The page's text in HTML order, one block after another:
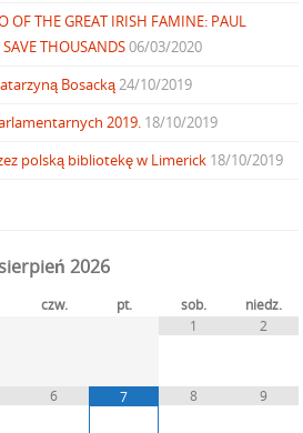
OF THE GREAT IRISH FAMINE: PAUL
SAVE THOUSANDS06/03/2020
Bosacką24/10/2019
2019. 18/10/2019
polską bibliotekę w Limerick 18/10/2019
sierpień 2026
czw. pt. sob.
niedz.
1
2
6 7 8 9